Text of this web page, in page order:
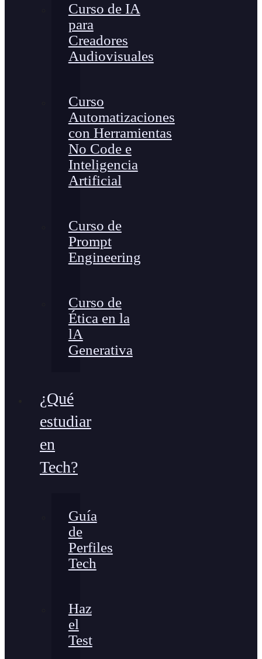
Curso de IA
para
Creadores
Audiovisuales
Curso
Automatizaciones
con Herramientas
No Code e
Inteligencia
Artificial
Curso de
Prompt
Engineering
Curso de
Ética en la
lA
Generativa
¿Qué
estudiar
en
Tech?
Guía
de
Perfiles
Tech
Haz
el
Test